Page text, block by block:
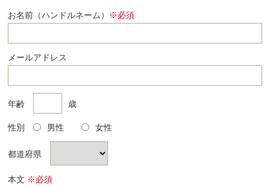
お名前（ハンドルネーム） ※必須
メールアドレス
年齢 歳
性別 男性 女性
都道府県
本文 ※必須